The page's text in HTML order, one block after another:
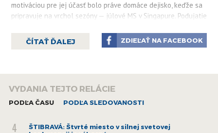
motiváciou pre jej účasť bolo práve domáce dejisko, keďže sa
pripravuje na vrchol sezóny — júlové MS v Singapure. Podujatie
priblížila v relácii ŠPORT Tu a TERAZ.
ČÍTAŤ ĎALEJ ZDIEĽAŤ NA FACEBOOK
VYDANIA TEJTO RELÁCIE
PODĽA ČASU PODĽA SLEDOVANOSTI
4
ŠTIBRAVÁ: Štvrté miesto v silnej svetovej